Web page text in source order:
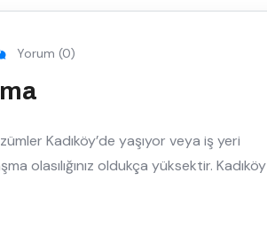
Yorum (0)
Kadıköy’de yaşıyor veya iş yeri
olasılığınız oldukça yüksektir. Kadıköy